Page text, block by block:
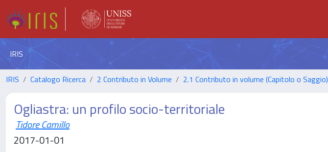
IRIS
IRIS Catalogo Ricerca 2 Contributo in Volume 2.1 Contributo in volume (Capitolo o Saggio)
Ogliastra: un profilo socio-territoriale
Tidore Camillo
2017-01-01